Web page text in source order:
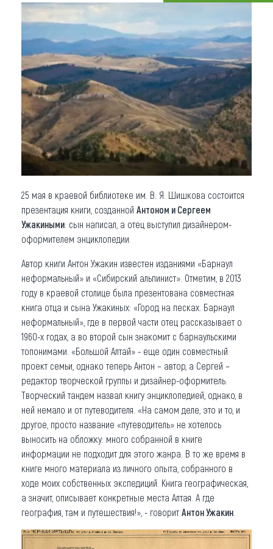
Что привезти (сувениры)
О регионе
Коллекция впечатлений
Другие рубрики
25 мая в краевой библиотеке им. В. Я. Шишкова состоится
презентация книги, созданной Антоном и Сергеем
Ужакиными: сын написал, а отец выступил дизайнером-
оформителем энциклопедии.
Автор книги Антон Ужакин известен изданиями «Барнаул
неформальный» и «Сибирский альпинист». Отметим, в 2013
году в краевой столице была презентована совместная
книга отца и сына Ужакиных: «Город на песках. Барнаул
неформальный», где в первой части отец рассказывает о
1960-х годах, а во второй сын знакомит с барнаульскими
топонимами. «Большой Алтай» - еще один совместный
проект семьи, однако теперь Антон – автор, а Сергей –
редактор творческой группы и дизайнер-оформитель.
Творческий тандем назвал книгу энциклопедией, однако, в
ней немало и от путеводителя. «На самом деле, это и то, и
другое, просто название «путеводитель» не хотелось
выносить на обложку: много собранной в книге
информации не подходит для этого жанра. В то же время в
книге много материала из личного опыта, собранного в
ходе моих собственных экспедиций. Книга географическая,
а значит, описывает конкретные места Алтая. А где
география, там и путешествия!», - говорит Антон Ужакин